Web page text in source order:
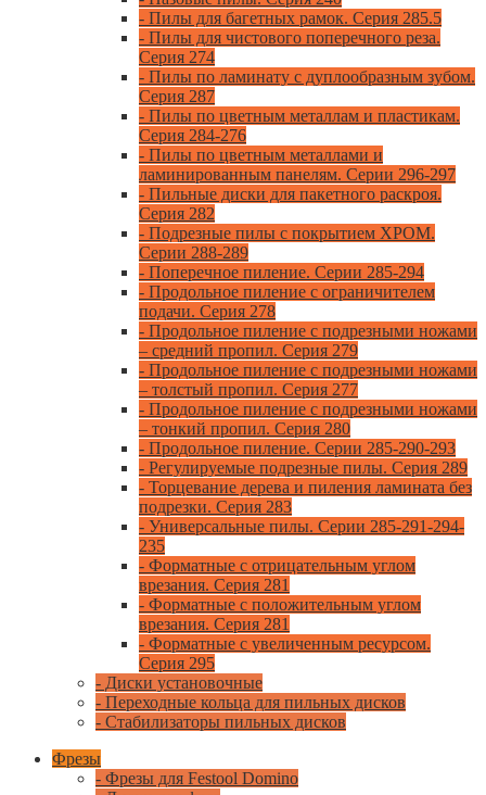
- Пилы для багетных рамок. Серия 285.5
- Пилы для чистового поперечного реза.
Серия 274
- Пилы по ламинату с дуплообразным зубом.
Серия 287
- Пилы по цветным металлам и пластикам.
Серия 284-276
- Пилы по цветным металлами и
ламинированным панелям. Серии 296-297
- Пильные диски для пакетного раскроя.
Серия 282
- Подрезные пилы с покрытием ХРОМ.
Серии 288-289
- Поперечное пиление. Серии 285-294
- Продольное пиление с ограничителем
подачи. Серия 278
- Продольное пиление с подрезными ножами
– средний пропил. Серия 279
- Продольное пиление с подрезными ножами
– толстый пропил. Серия 277
- Продольное пиление с подрезными ножами
– тонкий пропил. Серия 280
- Продольное пиление. Серии 285-290-293
- Регулируемые подрезные пилы. Серия 289
- Торцевание дерева и пиления ламината без
подрезки. Серия 283
- Универсальные пилы. Серии 285-291-294-
235
- Форматные с отрицательным углом
врезания. Серия 281
- Форматные с положительным углом
врезания. Серия 281
- Форматные с увеличенным ресурсом.
Серия 295
- Диски установочные
- Переходные кольца для пильных дисков
- Стабилизаторы пильных дисков
Фрезы
- Фрезы для Festool Domino